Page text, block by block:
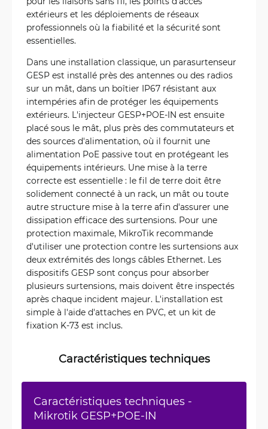
extérieurs et les déploiements de réseaux
professionnels où la fiabilité et la sécurité sont
essentielles.
Dans une installation classique, un parasurtenseur
GESP est installé près des antennes ou des radios
sur un mât, dans un boîtier IP67 résistant aux
intempéries afin de protéger les équipements
extérieurs. L'injecteur GESP+POE-IN est ensuite
placé sous le mât, plus près des commutateurs et
des sources d'alimentation, où il fournit une
alimentation PoE passive tout en protégeant les
équipements intérieurs. Une mise à la terre
correcte est essentielle : le fil de terre doit être
solidement connecté à un rack, un mât ou toute
autre structure mise à la terre afin d'assurer une
dissipation efficace des surtensions. Pour une
protection maximale, MikroTik recommande
d'utiliser une protection contre les surtensions aux
deux extrémités des longs câbles Ethernet. Les
dispositifs GESP sont conçus pour absorber
plusieurs surtensions, mais doivent être inspectés
après chaque incident majeur. L'installation est
simple à l'aide d'attaches en PVC, et un kit de
fixation K-73 est inclus.
Caractéristiques techniques
Caractéristiques techniques -
Mikrotik GESP+POE-IN